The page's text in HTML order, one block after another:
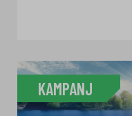
KAMPANJ